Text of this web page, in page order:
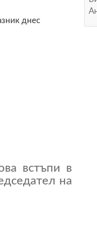
днес
встъпи в
на